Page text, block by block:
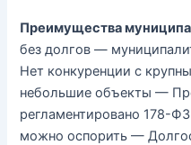
Преимущества
без долгов —
Нет конкуренции с
небольшие объекты —
регламентировано 178-
можно оспорить —